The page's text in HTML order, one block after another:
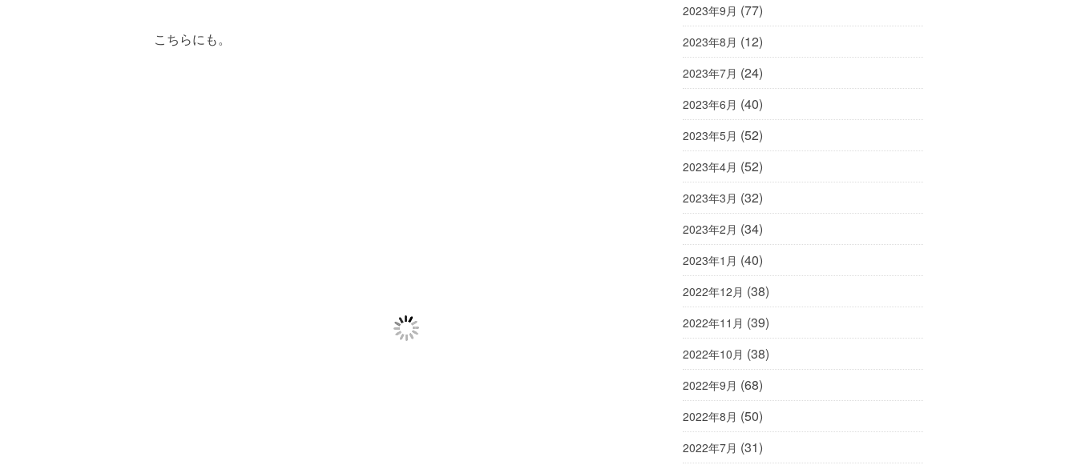
こちらにも。
2023年9月 (77)
2023年8月 (12)
2023年7月 (24)
2023年6月 (40)
2023年5月 (52)
2023年4月 (52)
2023年3月 (32)
2023年2月 (34)
2023年1月 (40)
2022年12月 (38)
2022年11月 (39)
2022年10月 (38)
2022年9月 (68)
2022年8月 (50)
2022年7月 (31)